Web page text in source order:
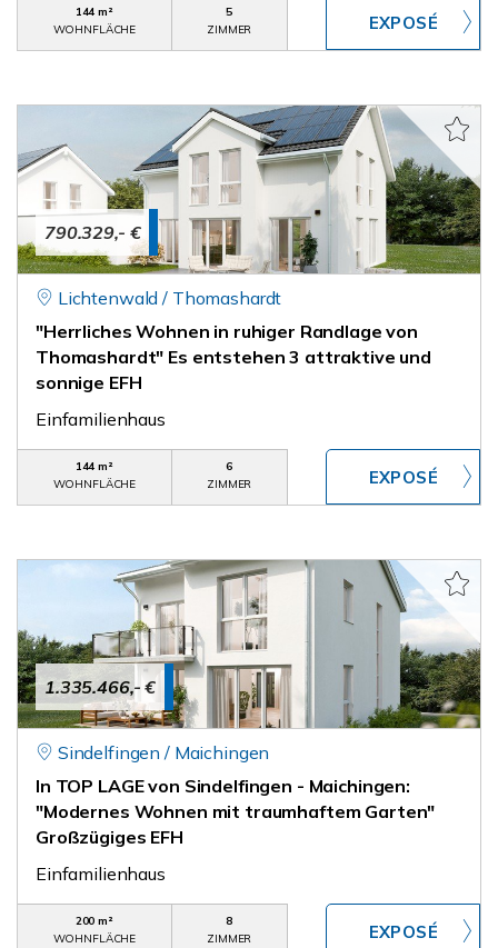
144 m²
WOHNFLÄCHE
5
ZIMMER
790.329,- €
Lichtenwald / Thomashardt
"Herrliches Wohnen in ruhiger Randlage von
Thomashardt" Es entstehen 3 attraktive und
sonnige EFH
Einfamilienhaus
144 m²
WOHNFLÄCHE
6
ZIMMER
1.335.466,- €
Sindelfingen / Maichingen
In TOP LAGE von Sindelfingen - Maichingen:
"Modernes Wohnen mit traumhaftem Garten"
Großzügiges EFH
Einfamilienhaus
200 m²
WOHNFLÄCHE
8
ZIMMER